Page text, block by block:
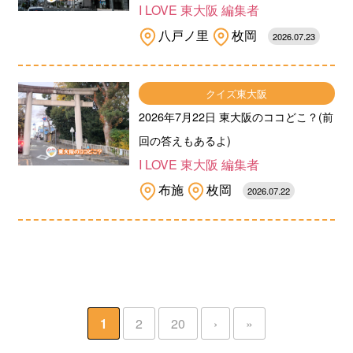
I LOVE 東大阪 編集者
八戸ノ里
枚岡 2026.07.23
クイズ東大阪
2026年7月22日 東大阪のココどこ？(前
回の答えもあるよ)
I LOVE 東大阪 編集者
布施
枚岡 2026.07.22
1 2 20 › »